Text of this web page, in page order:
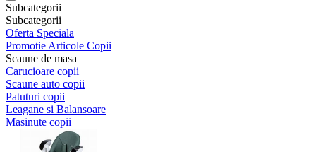
Subcategorii
Subcategorii
Oferta Speciala
Promotie Articole Copii
Scaune de masa
Carucioare copii
Scaune auto copii
Patuturi copii
Leagane si Balansoare
Masinute copii